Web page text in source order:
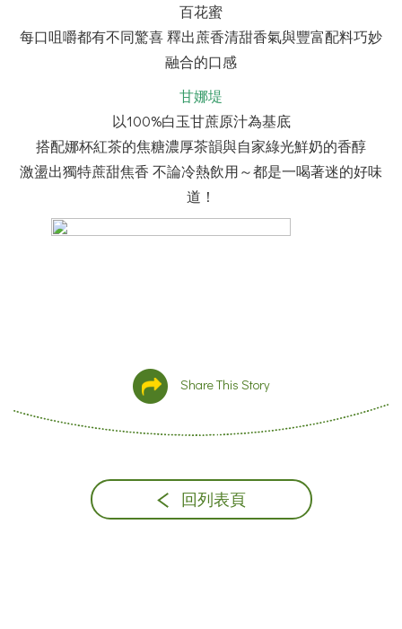
百花蜜
每口咀嚼都有不同驚喜 釋出蔗香清甜香氣與豐富配料巧妙
融合的口感
甘娜堤
以100%白玉甘蔗原汁為基底
搭配娜杯紅茶的焦糖濃厚茶韻與自家綠光鮮奶的香醇
激盪出獨特蔗甜焦香 不論冷熱飲用～都是一喝著迷的好味
道！
Share This Story
回列表頁